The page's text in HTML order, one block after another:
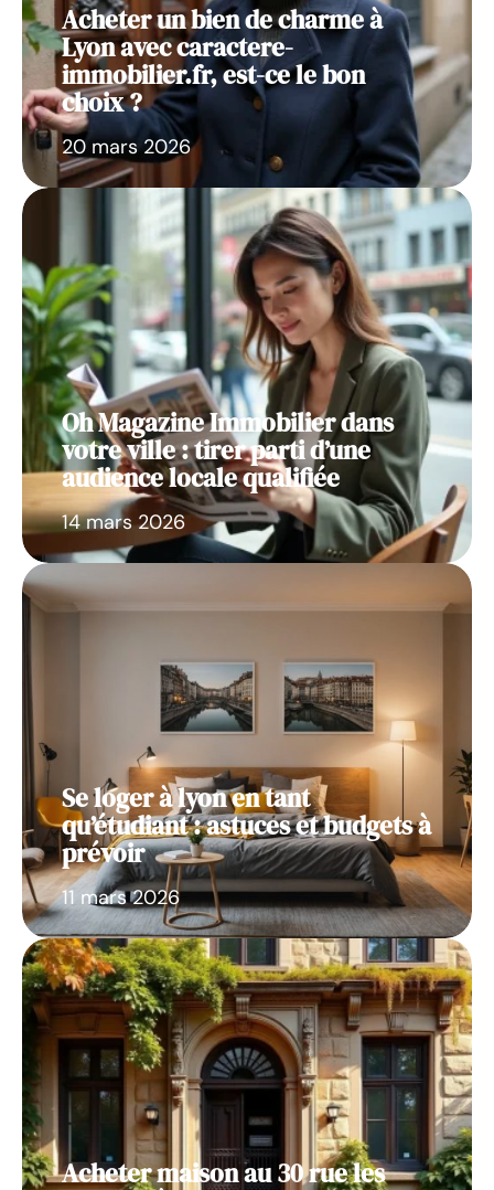
Acheter un bien de charme à
Lyon avec caractere-
immobilier.fr, est-ce le bon
choix ?
20 mars 2026
Oh Magazine Immobilier dans
votre ville : tirer parti d’une
audience locale qualifiée
14 mars 2026
Se loger à lyon en tant
qu’étudiant : astuces et budgets à
prévoir
11 mars 2026
Acheter maison au 30 rue les